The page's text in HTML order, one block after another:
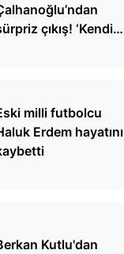
çıkış! ‘Kendimi
milli futbolcu
Erdem hayatını
Kutlu'dan